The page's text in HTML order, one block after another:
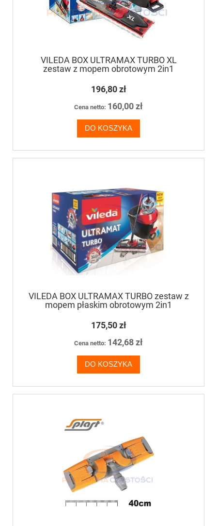
VILEDA BOX ULTRAMAX TURBO XL
zestaw z mopem obrotowym 2in1
196,80 zł
Cena netto: 160,00 zł
DO KOSZYKA
VILEDA BOX ULTRAMAX TURBO zestaw z
mopem płaskim obrotowym 2in1
175,50 zł
Cena netto: 142,68 zł
DO KOSZYKA